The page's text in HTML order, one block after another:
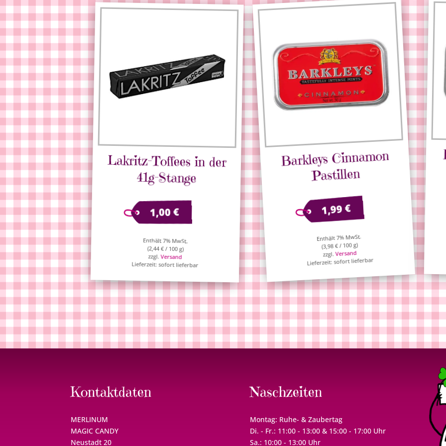
Lakritz-Toffees in der
41g-Stange
1,00€
Enthält 7% MwSt.
(2,44€/ 100 g)
zzgl.Versand
Lieferzeit: sofort lieferbar
Barkleys Cinnamon
Pastillen
1,99€
Enthält 7% MwSt.
(3,98€/ 100 g)
zzgl.Versand
Lieferzeit: sofort lieferbar
Kontaktdaten
MERLINUM
MAGIC CANDY
Neustadt 20
Naschzeiten
Montag: Ruhe- & Zaubertag
Di. - Fr.: 11:00 - 13:00 & 15:00 - 17:00 Uhr
Sa.: 10:00 - 13:00 Uhr